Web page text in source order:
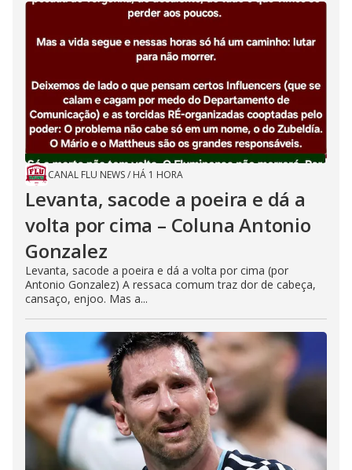
CANAL FLU NEWS/ HÁ 1 HORA
Levanta, sacode a poeira e dá a
volta por cima – Coluna Antonio
Gonzalez
Levanta, sacode a poeira e dá a volta por cima (por
Antonio Gonzalez) A ressaca comum traz dor de cabeça,
cansaço, enjoo. Mas a...